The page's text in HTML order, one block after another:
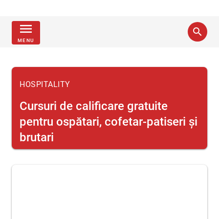
menu
MENU
search
HOSPITALITY
Cursuri de calificare gratuite
pentru ospătari, cofetar-patiseri şi
brutari